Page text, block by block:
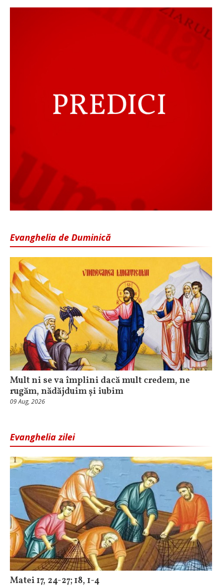
Evanghelia de Duminică
Mult ni se va împlini dacă mult credem, ne
rugăm, nădăjduim și iubim
09 Aug, 2026
Evanghelia zilei
Matei 17, 24-27; 18, 1-4